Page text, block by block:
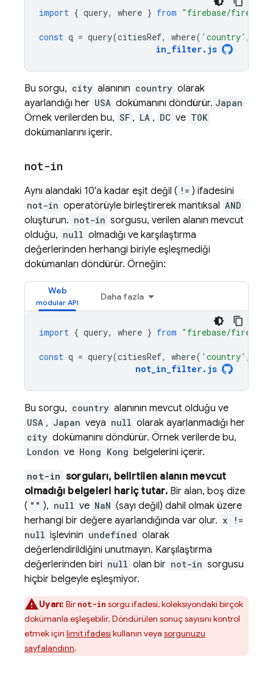
import { query, where } from "firebase/
const q = query(citiesRef, where( 'country' ,
in_filter. js
Bu sorgu, city alanının country olarak
ayarlandığı her USA dokümanını döndürür. Japan
Örnek verilerden bu, SF , LA , DC ve TOK
dokümanlarını içerir.
not-in
Aynı alandaki 10'a kadar eşit değil ( != ) ifadesini
not-in operatörüyle birleştirerek mantıksal AND
oluşturun. not-in sorgusu, verilen alanın mevcut
olduğu, null olmadığı ve karşılaştırma
değerlerinden herhangi biriyle eşleşmediği
dokümanları döndürür. Örneğin:
Web
Daha fazla
import { query, where } from "firebase/
const q = query(citiesRef, where( 'country' ,
not_in_filter. js
Bu sorgu, country alanının mevcut olduğu ve
USA , Japan veya null olarak ayarlanmadığı her
city dokümanını döndürür. Örnek verilerde bu,
London ve Hong Kong belgelerini içerir.
not-in sorguları, belirtilen alanın mevcut
olmadığı belgeleri hariç tutar.Bir alan, boş dize
( "" ), null ve NaN (sayı değil) dahil olmak üzere
herhangi bir değere ayarlandığında var olur. x !=
null işlevinin undefined olarak
değerlendirildiğini unutmayın. Karşılaştırma
değerlerinden biri null olan bir not-in sorgusu
hiçbir belgeyle eşleşmiyor.
Uyarı: Bir not-in sorgu ifadesi, koleksiyondaki birçok
dokümanla eşleşebilir. Döndürülen sonuç sayısını kontrol
etmek için limit ifadesi kullanın veya sorgunuzu
sayfalandırın.